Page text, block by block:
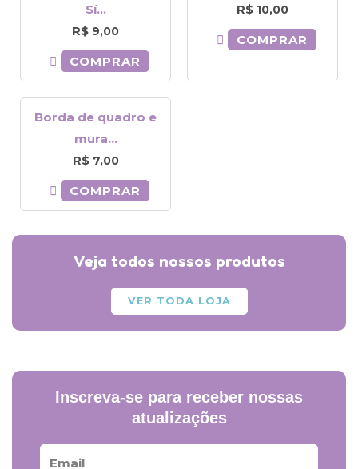
Sí...
R$ 9,00
COMPRAR
R$ 10,00
COMPRAR
Borda de quadro e
mura...
R$7,00
COMPRAR
Veja todos nossos produtos
VER TODA LOJA
Inscreva-se para receber nossas
atualizações